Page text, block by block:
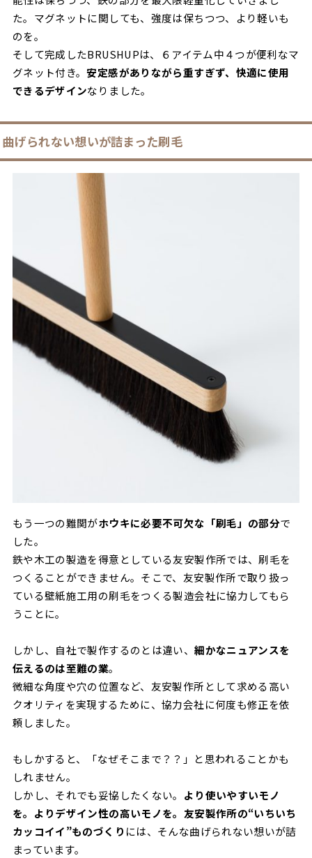
た。マグネットに関しても、強度は保ちつつ、より軽いも
のを。
そして完成したBRUSHUPは、６アイテム中４つが便利なマ
グネット付き。 安定感がありながら重すぎず、快適に使用
できるデザインなりました。
曲げられない想いが詰まった刷毛
もう一つの難関がホウキに必要不可欠な「刷毛」の部分で
した。
鉄や木工の製造を得意としている友安製作所では、刷毛を
つくることができません。そこで、友安製作所で取り扱っ
ている壁紙施工用の刷毛をつくる製造会社に協力してもら
うことに。
しかし、自社で製作するのとは違い、細かなニュアンスを
伝えるのは至難の業。
微細な角度や穴の位置など、友安製作所として求める高い
クオリティを実現するために、協力会社に何度も修正を依
頼しました。
もしかすると、「なぜそこまで？？」と思われることかも
しれません。
しかし、それでも妥協したくない。 より使いやすいモノ
を。よりデザイン性の高いモノを。友安製作所の“いちいち
カッコイイ”ものづくり には、そんな曲げられない想いが詰
まっています。